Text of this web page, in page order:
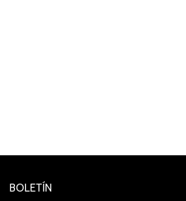
BOLETÍN